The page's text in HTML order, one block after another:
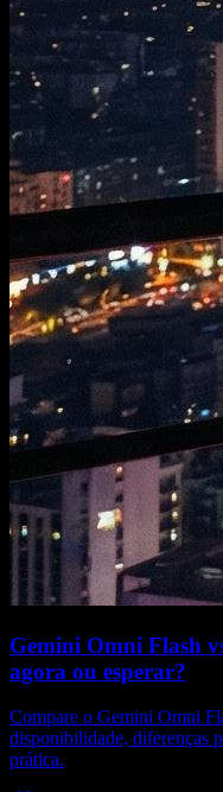
Gemini Omni Flash
agora ou esperar?
Compare o Gemini Omni
disponibilidade, diferenças
prática.